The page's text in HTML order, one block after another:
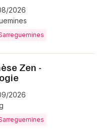
2026
Zen -
2026